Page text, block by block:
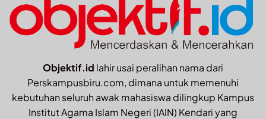
Objektif.id lahir usai peralihan nama dari
Perskampusbiru.com, dimana untuk memenuhi
kebutuhan seluruh awak mahasiswa dilingkup Kampus
Institut Agama Islam Negeri (IAIN) Kendari yang